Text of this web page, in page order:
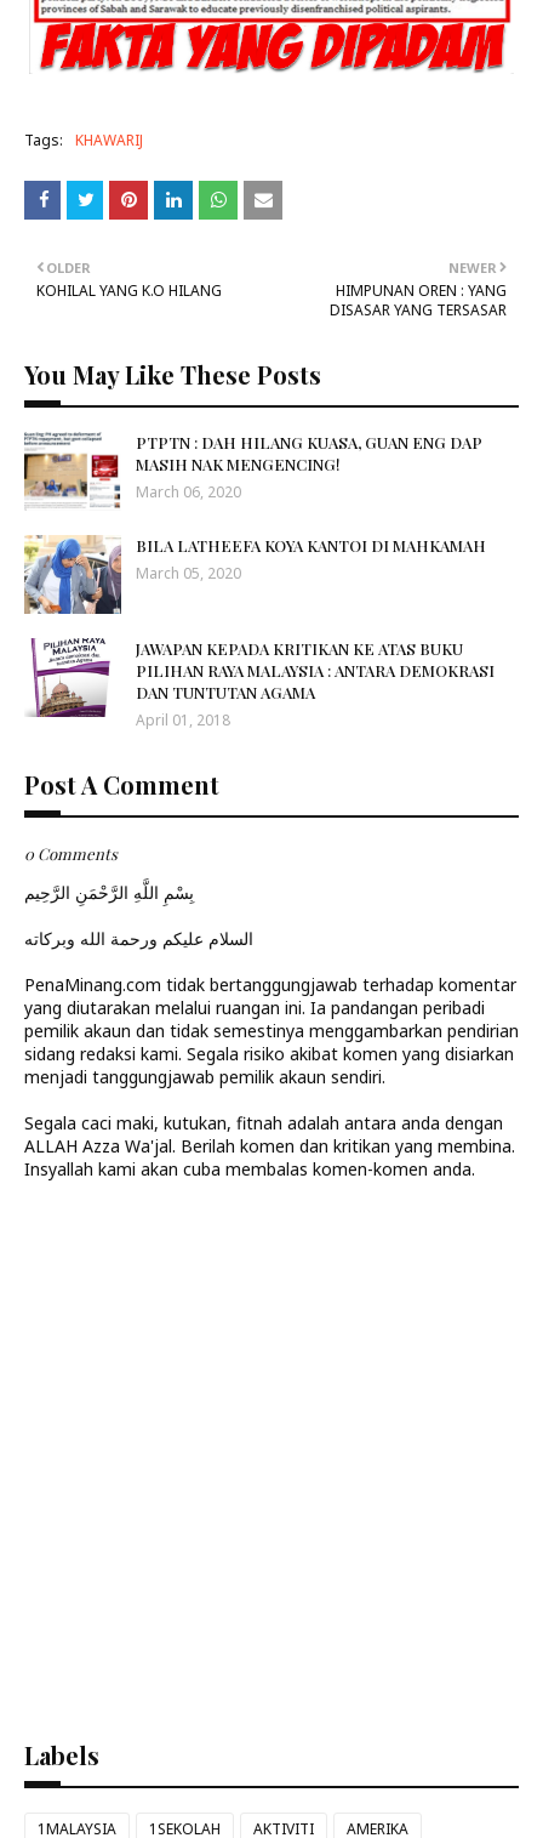
Tags: KHAWARIJ
NEWER
HIMPUNAN OREN : YANG
DISASAR YANG TERSASAR
OLDER
KOHILAL YANG K.O HILANG
You May Like These Posts
PTPTN : DAH HILANG KUASA, GUAN ENG DAP
MASIH NAK MENGENCING!
March 06, 2020
BILA LATHEEFA KOYA KANTOI DI MAHKAMAH
March 05, 2020
JAWAPAN KEPADA KRITIKAN KE ATAS BUKU
PILIHAN RAYA MALAYSIA : ANTARA DEMOKRASI
DAN TUNTUTAN AGAMA
April 01, 2018
Post A Comment
0 Comments
بِسْمِ اللَّهِ الرَّحْمَنِ الرَّحِيم
السلام عليكم ورحمة الله وبركاته
PenaMinang.com tidak bertanggungjawab terhadap komentar
yang diutarakan melalui ruangan ini. Ia pandangan peribadi
pemilik akaun dan tidak semestinya menggambarkan pendirian
sidang redaksi kami. Segala risiko akibat komen yang disiarkan
menjadi tanggungjawab pemilik akaun sendiri.
Segala caci maki, kutukan, fitnah adalah antara anda dengan
ALLAH Azza Wa'jal. Berilah komen dan kritikan yang membina.
Insyallah kami akan cuba membalas komen-komen anda.
Labels
1MALAYSIA 1SEKOLAH AKTIVITI AMERIKA